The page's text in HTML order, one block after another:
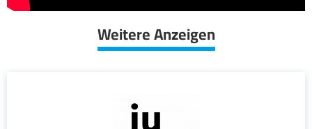
Weitere Anzeigen